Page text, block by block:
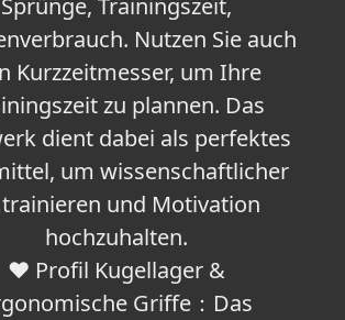
Sprünge, Trainingszeit,
Nutzen Sie auch
Kurzzeitmesser, um Ihre
zu plannen. Das
dient dabei als perfektes
um wissenschaftlicher
und Motivation
hochzuhalten.
❤ Profil Kugellager &
Griffe：Das